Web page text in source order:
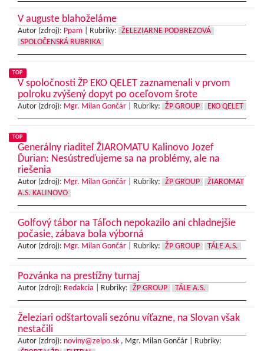
V auguste blahoželáme
Autor (zdroj): Ppam Rubriky:
ŽELEZIARNE PODBREZOVÁ
SPOLOČENSKÁ RUBRIKA
TOP
V spoločnosti ŽP EKO QELET zaznamenali v prvom
polroku zvýšený dopyt po oceľovom šrote
Autor (zdroj): Mgr. Milan Gončár Rubriky: ŽP GROUP EKO QELET
TOP
Generálny riaditeľ ŽIAROMATU Kalinovo Jozef
Ďurian: Nesústreďujeme sa na problémy, ale na
riešenia
Autor (zdroj): Mgr. Milan Gončár Rubriky: ŽP GROUP
ŽIAROMAT
A.S. KALINOVO
Golfový tábor na Táľoch nepokazilo ani chladnejšie
počasie, zábava bola výborná
Autor (zdroj): Mgr. Milan Gončár Rubriky: ŽP GROUP TÁLE A.S.
Pozvánka na prestížny turnaj
Autor (zdroj): Redakcia Rubriky: ŽP GROUP TÁLE A.S.
Železiari odštartovali sezónu víťazne, na Slovan však
nestačili
Autor (zdroj): noviny@zelpo.sk , Mgr. Milan Gončár |
Rubriky: